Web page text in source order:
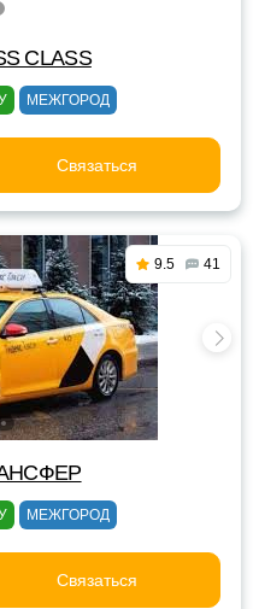
CLASS
МЕЖГОРОД
Связаться
9.5 41
МЕЖГОРОД
Связаться